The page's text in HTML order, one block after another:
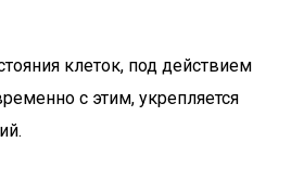
клеток, под действием
с этим, укрепляется